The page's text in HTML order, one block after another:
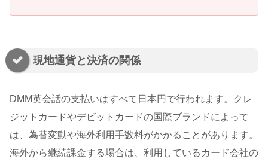
現地通貨と決済の関係
DMM英会話の支払いはすべて日本円で行われます。クレ
ジットカードやデビットカードの国際ブランドによって
は、為替変動や海外利用手数料がかかることがあります。
海外から継続課金する場合は、利用しているカード会社の